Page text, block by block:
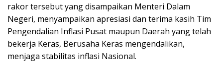
rakor tersebut yang disampaikan Menteri Dalam
Negeri, menyampaikan apresiasi dan terima kasih Tim
Pengendalian Inflasi Pusat maupun Daerah yang telah
bekerja Keras, Berusaha Keras mengendalikan,
menjaga stabilitas inflasi Nasional.